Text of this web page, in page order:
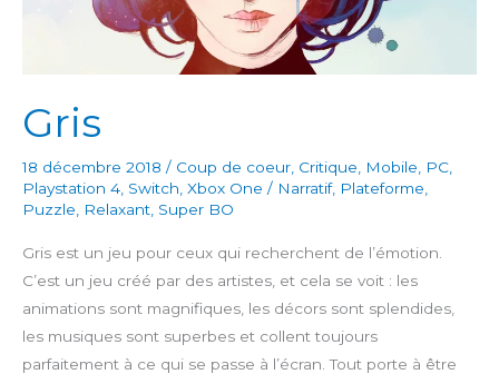
Gris
18 décembre 2018 / Coup de coeur, Critique, Mobile, PC,
Playstation 4, Switch, Xbox One / Narratif, Plateforme,
Puzzle, Relaxant, Super BO
Gris est un jeu pour ceux qui recherchent de l’émotion.
C’est un jeu créé par des artistes, et cela se voit : les
animations sont magnifiques, les décors sont splendides,
les musiques sont superbes et collent toujours
parfaitement à ce qui se passe à l’écran. Tout porte à être